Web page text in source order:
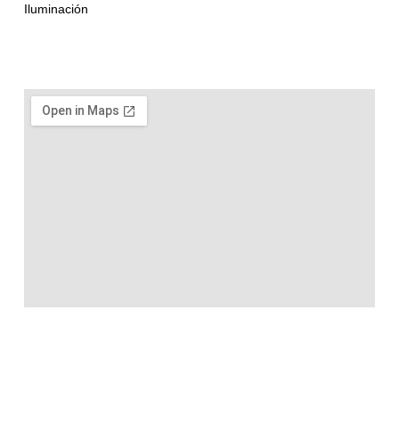
Iluminación